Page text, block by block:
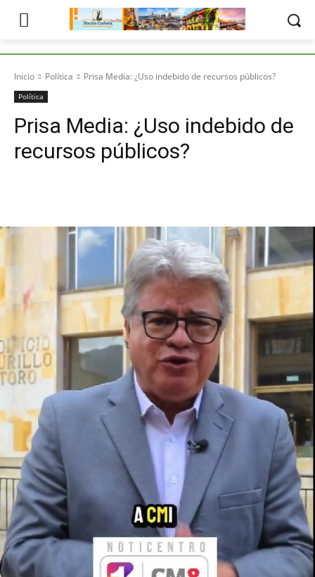
Inicio Política Prisa Media: ¿Uso indebido de recursos públicos?
Política
Prisa Media: ¿Uso indebido de
recursos públicos?